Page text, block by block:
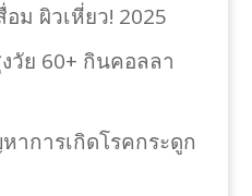
อม ผิวเหี่ยว! 2025
วัย 60+ กินคอลลา
าการเกิดโรคกระดูก